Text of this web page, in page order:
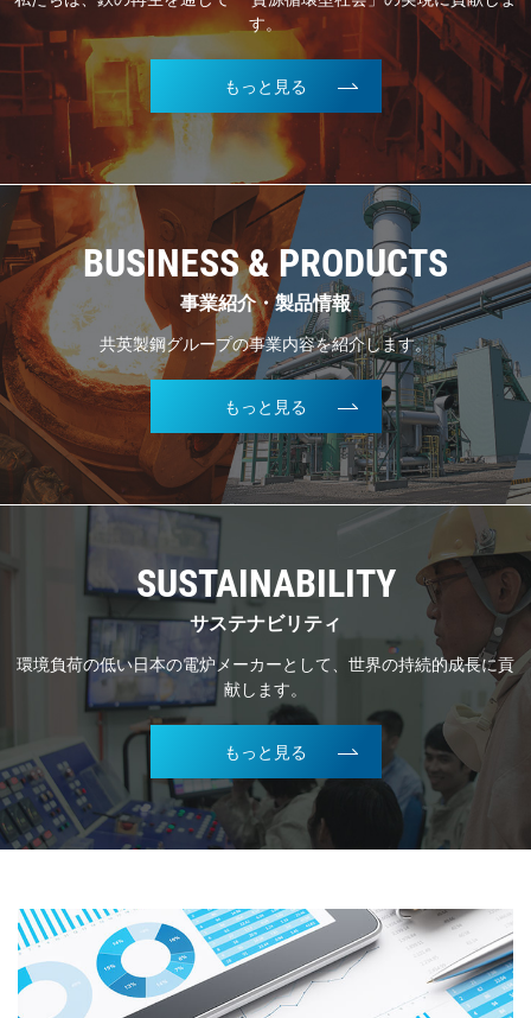
す。
もっと見る
BUSINESS & PRODUCTS
事業紹介・製品情報
共英製鋼グループの事業内容を紹介します。
もっと見る
SUSTAINABILITY
サステナビリティ
環境負荷の低い日本の電炉メーカーとして、世界の持続的成長に貢
献します。
もっと見る